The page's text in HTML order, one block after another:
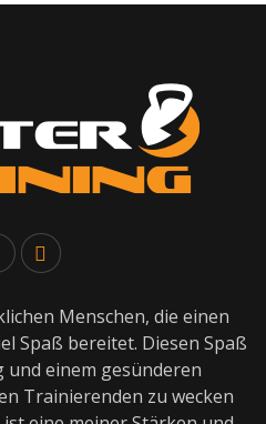
Menschen, die einen
Spaß bereitet. Diesen Spaß
und einem gesünderen
Trainierenden zu wecken